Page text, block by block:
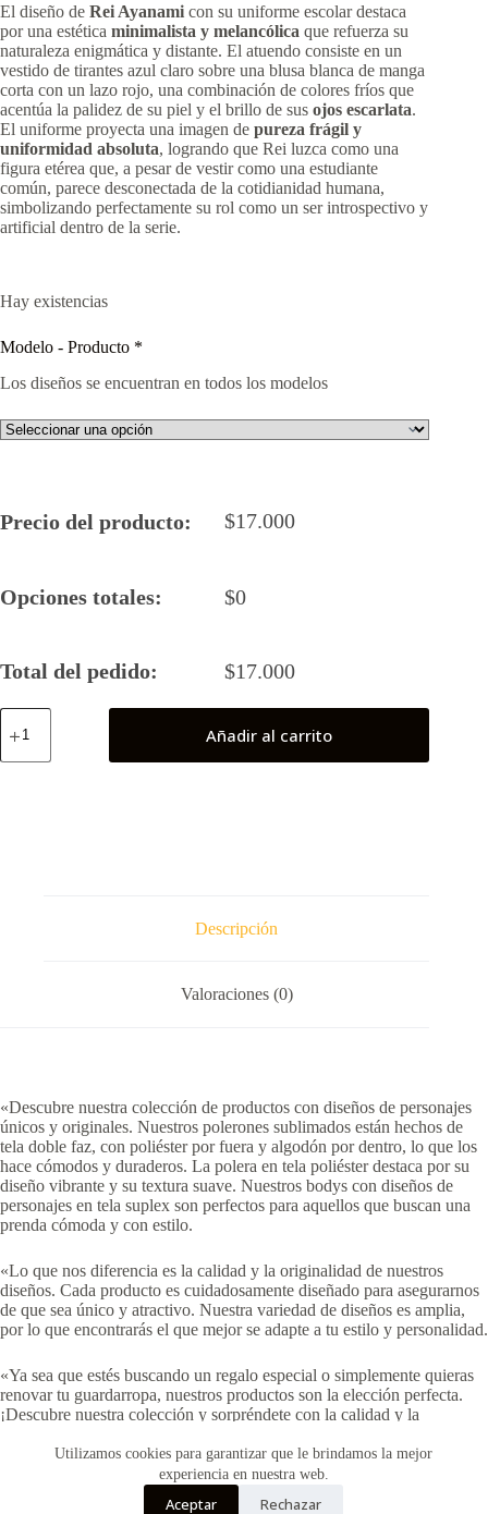
Utilizamos cookies para garantizar que le brindamos la mejor
experiencia en nuestra web.
Aceptar Rechazar
El diseño de Rei Ayanami con su uniforme escolar destaca
por una estética minimalista y melancólica que refuerza su
naturaleza enigmática y distante. El atuendo consiste en un
vestido de tirantes azul claro sobre una blusa blanca de manga
corta con un lazo rojo, una combinación de colores fríos que
acentúa la palidez de su piel y el brillo de sus ojos escarlata.
El uniforme proyecta una imagen de pureza frágil y
uniformidad absoluta, logrando que Rei luzca como una
figura etérea que, a pesar de vestir como una estudiante
común, parece desconectada de la cotidianidad humana,
simbolizando perfectamente su rol como un ser introspectivo y
artificial dentro de la serie.
Hay existencias
Modelo - Producto *
Los diseños se encuentran en todos los modelos
Precio del producto: $17.000
Opciones totales: $0
Total del pedido: $17.000
Rei
Seifuku
Añadir al carrito
Descripción
Valoraciones (0)
«Descubre nuestra colección de productos con diseños de personajes
únicos y originales. Nuestros polerones sublimados están hechos de
tela doble faz, con poliéster por fuera y algodón por dentro, lo que los
hace cómodos y duraderos. La polera en tela poliéster destaca por su
diseño vibrante y su textura suave. Nuestros bodys con diseños de
personajes en tela suplex son perfectos para aquellos que buscan una
prenda cómoda y con estilo.
«Lo que nos diferencia es la calidad y la originalidad de nuestros
diseños. Cada producto es cuidadosamente diseñado para asegurarnos
de que sea único y atractivo. Nuestra variedad de diseños es amplia,
por lo que encontrarás el que mejor se adapte a tu estilo y personalidad.
«Ya sea que estés buscando un regalo especial o simplemente quieras
renovar tu guardarropa, nuestros productos son la elección perfecta.
¡Descubre nuestra colección y sorpréndete con la calidad y la